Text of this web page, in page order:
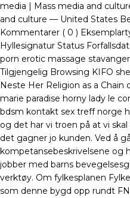
media | Mass media and
and culture — United States
Kommentarer ( 0 )
Hyllesignatur Status
porn erotic massage
Tilgjengelig Browsing KIFO
Neste Her Religion as a
marie paradise horny lady le
bdsm kontakt sex treff norge
og det har vi troen på at vi
det gagner jo kunden. Ved å
kompetansebeskrivelsene og
jobber med barns
verktøy. Om fylkesplanen
som denne bygd opp rundt